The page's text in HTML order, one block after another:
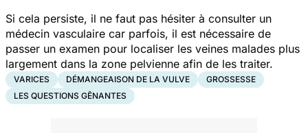
Si cela persiste, il ne faut pas hésiter à consulter un
médecin vasculaire car parfois, il est nécessaire de
passer un examen pour localiser les veines malades plus
largement dans la zone pelvienne afin de les traiter.
VARICES DÉMANGEAISON DE LA VULVE
GROSSESSE
LES QUESTIONS GÊNANTES